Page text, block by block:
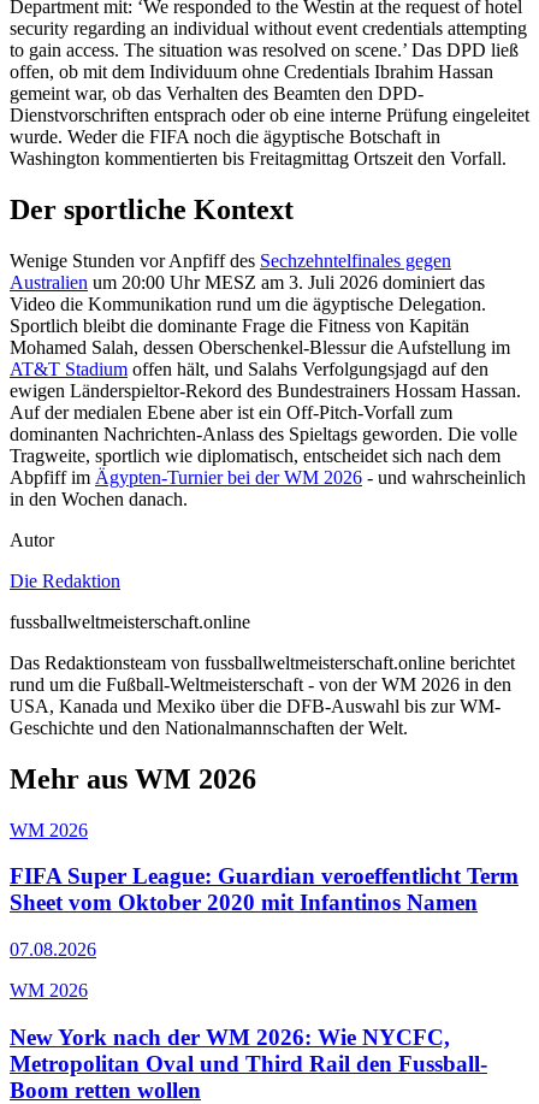
Department mit: ‘We responded to the Westin at the request of hotel
security regarding an individual without event credentials attempting
to gain access. The situation was resolved on scene.’ Das DPD ließ
offen, ob mit dem Individuum ohne Credentials Ibrahim Hassan
gemeint war, ob das Verhalten des Beamten den DPD-
Dienstvorschriften entsprach oder ob eine interne Prüfung eingeleitet
wurde. Weder die FIFA noch die ägyptische Botschaft in
Washington kommentierten bis Freitagmittag Ortszeit den Vorfall.
Der sportliche Kontext
Wenige Stunden vor Anpfiff des Sechzehntelfinales gegen
Australien um 20:00 Uhr MESZ am 3. Juli 2026 dominiert das
Video die Kommunikation rund um die ägyptische Delegation.
Sportlich bleibt die dominante Frage die Fitness von Kapitän
Mohamed Salah, dessen Oberschenkel-Blessur die Aufstellung im
AT&T Stadium offen hält, und Salahs Verfolgungsjagd auf den
ewigen Länderspieltor-Rekord des Bundestrainers Hossam Hassan.
Auf der medialen Ebene aber ist ein Off-Pitch-Vorfall zum
dominanten Nachrichten-Anlass des Spieltags geworden. Die volle
Tragweite, sportlich wie diplomatisch, entscheidet sich nach dem
Abpfiff im Ägypten-Turnier bei der WM 2026 - und wahrscheinlich
in den Wochen danach.
Autor
Die Redaktion
fussballweltmeisterschaft.online
Das Redaktionsteam von fussballweltmeisterschaft.online berichtet
rund um die Fußball-Weltmeisterschaft - von der WM 2026 in den
USA, Kanada und Mexiko über die DFB-Auswahl bis zur WM-
Geschichte und den Nationalmannschaften der Welt.
Mehr aus WM 2026
WM 2026
FIFA Super League: Guardian veroeffentlicht Term
Sheet vom Oktober 2020 mit Infantinos Namen
07.08.2026
WM 2026
New York nach der WM 2026: Wie NYCFC,
Metropolitan Oval und Third Rail den Fussball-
Boom retten wollen